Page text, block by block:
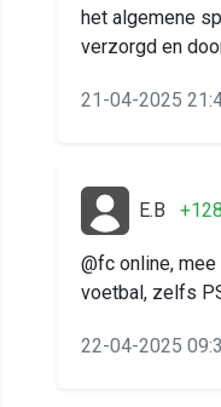
het algemene
verzorgd en
21-04-2025
E.B
@fc online,
voetbal, zelfs
22-04-2025